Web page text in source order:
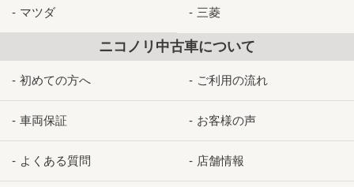
マツダ 三菱
ニコノリ中古車について
初めての方へ ご利用の流れ
車両保証 お客様の声
よくある質問 店舗情報